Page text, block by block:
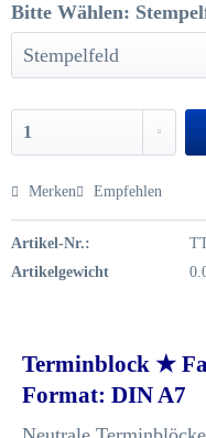
Bitte Wählen:
Merken Empfehlen
Artikel-Nr.:
Artikelgewicht
Terminblock ★
Format: DIN A7